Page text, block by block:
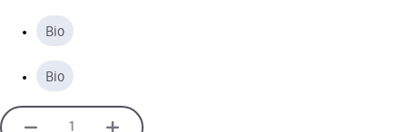
Bio
Bio